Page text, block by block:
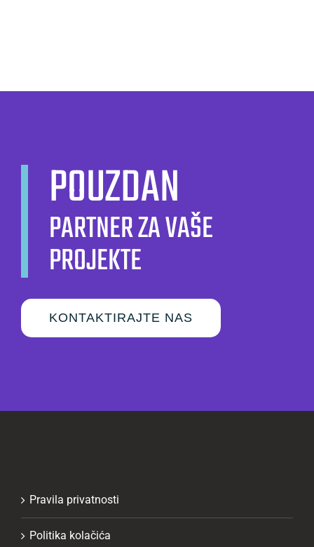
POUZDAN
PARTNER ZA VAŠE
PROJEKTE
KONTAKTIRAJTE NAS
Pravila privatnosti
Politika kolačića